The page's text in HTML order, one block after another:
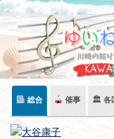
Skip
content
総合 催事 🏛 各